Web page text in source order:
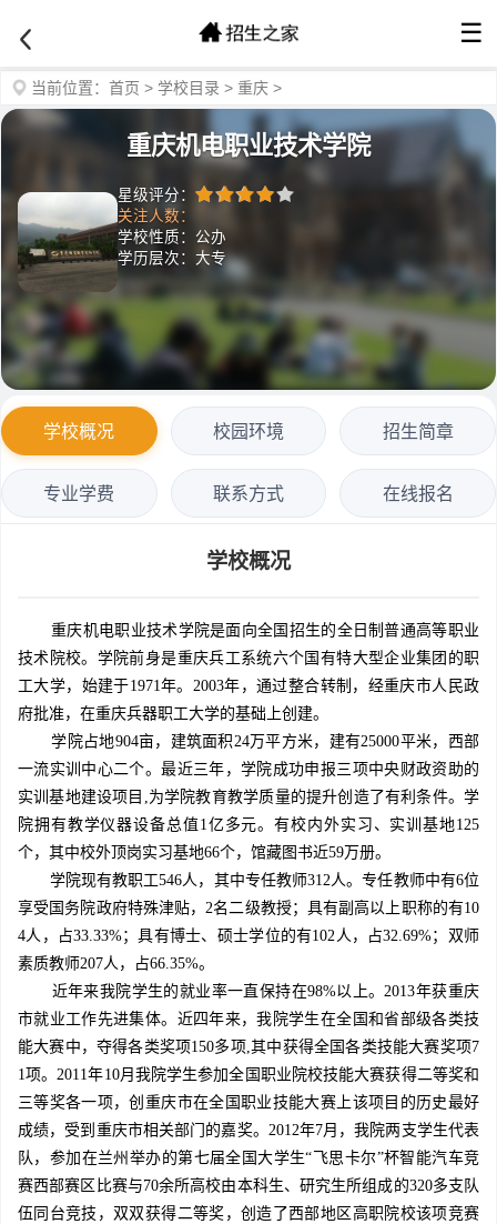
☰
当前位置： 首页 > 学校目录 > 重庆 >
重庆机电职业技术学院
星级评分：
关注人数：
学校性质：公办
学历层次：大专
学校概况 校园环境 招生简章
专业学费 联系方式 在线报名
学校概况
重庆机电职业技术学院是面向全国招生的全日制普通高等职业
技术院校。学院前身是重庆兵工系统六个国有特大型企业集团的职
工大学，始建于1971年。2003年，通过整合转制，经重庆市人民政
府批准，在重庆兵器职工大学的基础上创建。
学院占地904亩，建筑面积24万平方米，建有25000平米，西部
一流实训中心二个。最近三年，学院成功申报三项中央财政资助的
实训基地建设项目,为学院教育教学质量的提升创造了有利条件。学
院拥有教学仪器设备总值1亿多元。有校内外实习、实训基地125
个，其中校外顶岗实习基地66个，馆藏图书近59万册。
学院现有教职工546人，其中专任教师312人。专任教师中有6位
享受国务院政府特殊津贴，2名二级教授；具有副高以上职称的有10
4人，占33.33%；具有博士、硕士学位的有102人，占32.69%；双师
素质教师207人，占66.35%。
近年来我院学生的就业率一直保持在98%以上。2013年获重庆
市就业工作先进集体。近四年来，我院学生在全国和省部级各类技
能大赛中，夺得各类奖项150多项,其中获得全国各类技能大赛奖项7
1项。2011年10月我院学生参加全国职业院校技能大赛获得二等奖和
三等奖各一项，创重庆市在全国职业技能大赛上该项目的历史最好
成绩，受到重庆市相关部门的嘉奖。2012年7月，我院两支学生代表
队，参加在兰州举办的第七届全国大学生“飞思卡尔”杯智能汽车竞
赛西部赛区比赛与70余所高校由本科生、研究生所组成的320多支队
伍同台竞技，双双获得二等奖，创造了西部地区高职院校该项竞赛